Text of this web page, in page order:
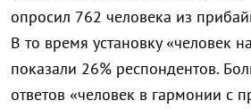
опросил 762 человека из
В то время установку «человек
показали 26% респондентов.
ответов «человек в гармонии с